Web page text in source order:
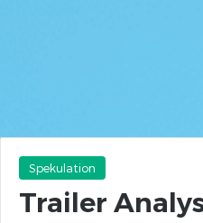
Spekulation
Trailer